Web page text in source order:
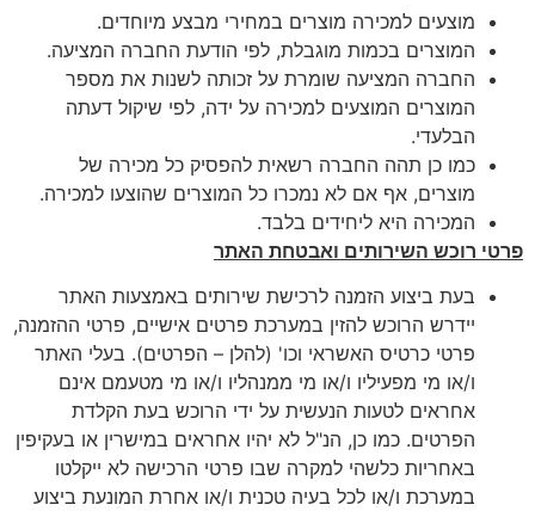
מוצעים למכירה מוצרים במחירי מבצע מיוחדים.
המוצרים בכמות מוגבלת, לפי הודעת החברה המציעה.
החברה המציעה שומרת על זכותה לשנות את מספר
המוצרים המוצעים למכירה על ידה, לפי שיקול דעתה
הבלעדי.
כמו כן תהה החברה רשאית להפסיק כל מכירה של
מוצרים, אף אם לא נמכרו כל המוצרים שהוצעו למכירה.
המכירה היא ליחידים בלבד.
פרטי רוכש השירותים ואבטחת האתר
בעת ביצוע הזמנה לרכישת שירותים באמצעות האתר
יידרש הרוכש להזין במערכת פרטים אישיים, פרטי ההזמנה,
פרטי כרטיס האשראי וכו' (להלן – הפרטים). בעלי האתר
ו/או מי מפעיליו ו/או מי ממנהליו ו/או מי מטעמם אינם
אחראים לטעות הנעשית על ידי הרוכש בעת הקלדת
הפרטים. כמו כן, הנ"ל לא יהיו אחראים במישרין או בעקיפין
באחריות כלשהי למקרה שבו פרטי הרכישה לא ייקלטו
במערכת ו/או לכל בעיה טכנית ו/או אחרת המונעת ביצוע